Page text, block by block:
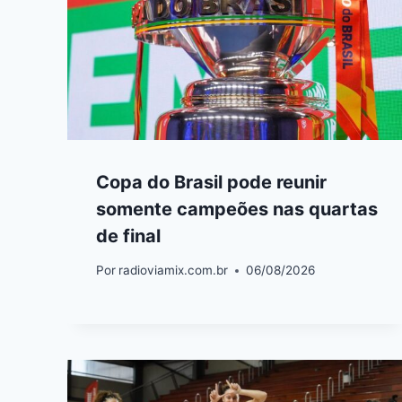
Copa do Brasil pode reunir
somente campeões nas quartas
de final
Por radioviamix.com.br 06/08/2026